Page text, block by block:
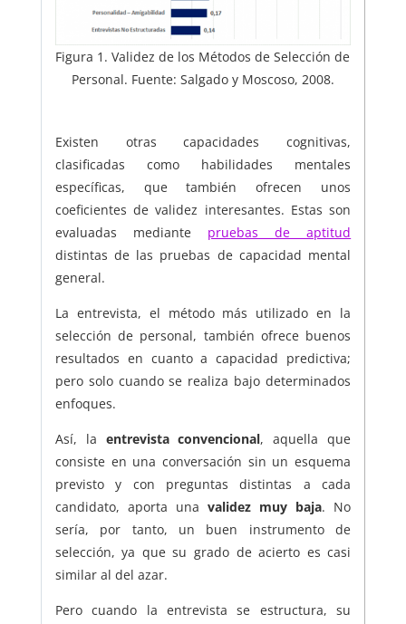
Figura 1. Validez de los Métodos de Selección de
Personal. Fuente: Salgado y Moscoso, 2008.
Existen otras capacidades cognitivas,
clasificadas como habilidades mentales
específicas, que también ofrecen unos
coeficientes de validez interesantes. Estas son
evaluadas mediante pruebas de aptitud
distintas de las pruebas de capacidad mental
general.
La entrevista, el método más utilizado en la
selección de personal, también ofrece buenos
resultados en cuanto a capacidad predictiva;
pero solo cuando se realiza bajo determinados
enfoques.
Así, la entrevista convencional, aquella que
consiste en una conversación sin un esquema
previsto y con preguntas distintas a cada
candidato, aporta una validez muy baja. No
sería, por tanto, un buen instrumento de
selección, ya que su grado de acierto es casi
similar al del azar.
Pero cuando la entrevista se estructura, su